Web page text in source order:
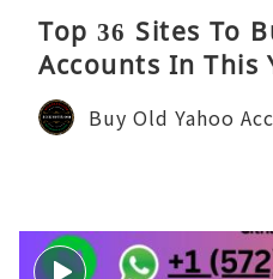
Top 36 Sites To
Accounts In This
Buy Old Yahoo